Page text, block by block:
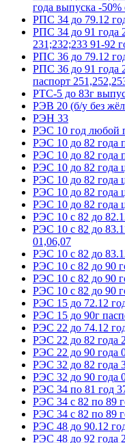
года выпуска -
РПС 34 до 79.12
РПС 34 до 91 года
231;232;233 91-92
РПС 36 до 79.12
РПС 36 до 91 года
паспорт
РТС-5 до 83г
РЭВ 20 (б/у без
РЭН 33
РЭС 10 год любой
РЭС 10 до 82 года
РЭС 10 до 82 года
РЭС 10 до 82 года
РЭС 10 до 82 года
РЭС 10 до 82 года
РЭС 10 до 82 года
РЭС 10 с 82 до
РЭС 10 с 82 до
01,06,07
РЭС 10 с 82 до
РЭС 10 с 82 до 90
РЭС 10 с 82 до 90
РЭС 10 с 82 до 90
РЭС 15 до 72.12
РЭС 15 до 90г
РЭС 22 до 74.12
РЭС 22 до 82 года
РЭС 22 до 90 года
РЭС 32 до 82 года
РЭС 32 до 90 года
РЭС 34 по 81 год
РЭС 34 с 82 по 89
РЭС 34 с 82 по 89
РЭС 48 до 90.12
РЭС 48 до 92 года